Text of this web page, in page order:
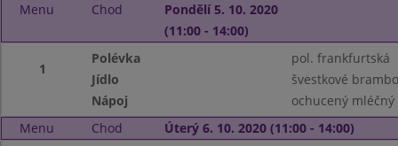
Menu Chod
Pondělí 5. 10. 2020
(11:00 - 14:00)
1
Polévka
pol. frankfurtská
Jídlo
švestkové
Nápoj
ochucený
Menu
Chod Úterý 6. 10. 2020 (11:00 - 14:00)